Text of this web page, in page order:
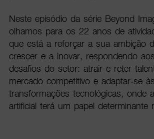
Neste episódio da série Beyond
olhamos para os 22 anos de
que está a reforçar a sua ambição
crescer e a inovar, respondendo
desafios do setor: atrair e reter
mercado competitivo e adaptar-se
transformações tecnológicas, onde
artificial terá um papel determinante